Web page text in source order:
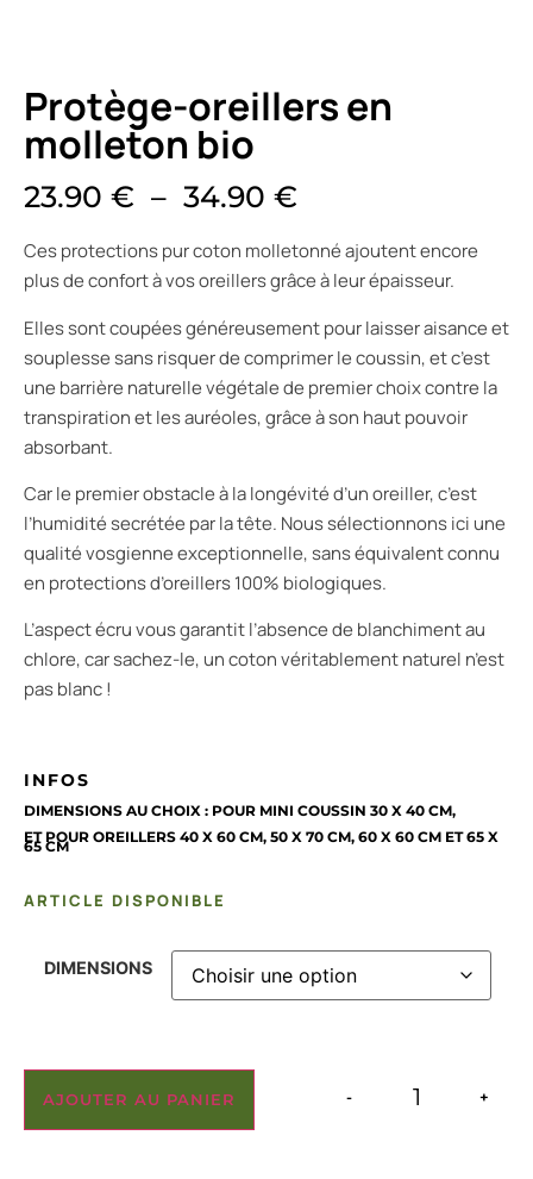
Protège-oreillers en
molleton bio
23.90 € – 34.90 €
Ces protections pur coton molletonné ajoutent encore
plus de confort à vos oreillers grâce à leur épaisseur.
Elles sont coupées généreusement pour laisser aisance et
souplesse sans risquer de comprimer le coussin, et c’est
une barrière naturelle végétale de premier choix contre la
transpiration et les auréoles, grâce à son haut pouvoir
absorbant.
Car le premier obstacle à la longévité d’un oreiller, c’est
l’humidité secrétée par la tête. Nous sélectionnons ici une
qualité vosgienne exceptionnelle, sans équivalent connu
en protections d’oreillers 100% biologiques.
L’aspect écru vous garantit l’absence de blanchiment au
chlore, car sachez-le, un coton véritablement naturel n’est
pas blanc !
INFOS
DIMENSIONS AU CHOIX : POUR MINI COUSSIN 30 X 40 CM,
ET POUR OREILLERS 40 X 60 CM, 50 X 70 CM, 60 X 60 CM ET 65 X
65 CM
ARTICLE DISPONIBLE
DIMENSIONS
- +
AJOUTER AU PANIER